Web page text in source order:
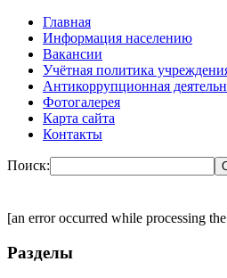
Главная
Информация населению
Вакансии
Учётная политика
Антикоррупционная
Фотогалерея
Карта сайта
Контакты
Поиск:
[an error occurred while processing
Разделы